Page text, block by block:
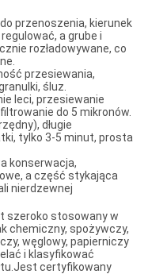
przenoszenia, kierunek
a grube i
rozładowywane, co
przesiewania,
śluz.
leci, przesiewanie
do 5 mikronów.
długie
tylko 3-5 minut, prosta
konserwacja,
a część stykająca
nierdzewnej
szeroko stosowany w
chemiczny, spożywczy,
węglowy, papierniczy
i klasyfikować
certyfikowany